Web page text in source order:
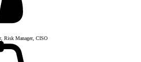
Risk Manager, CISO